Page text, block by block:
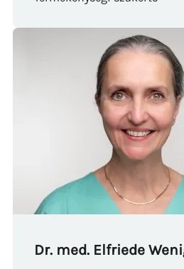
Dr. med. Elfriede